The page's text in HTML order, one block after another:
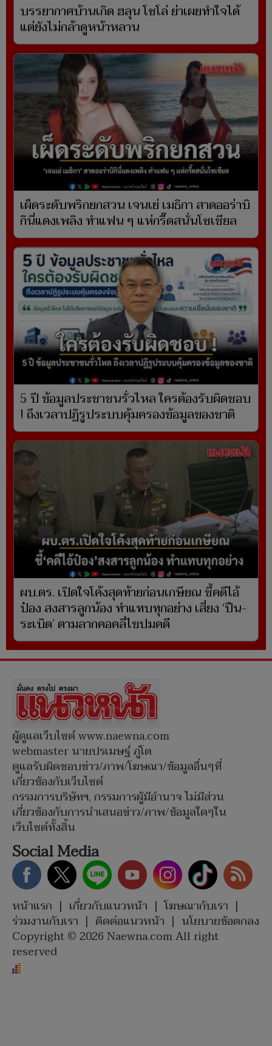
บรรยากาศบ้านเกิด ฮลุน โซโล่ ย่าเผยทำใจได้
แต่ยังไม่กล้าดูหน้าหลาน
เผ็ดระดับพริกยกสวน เจนเย่ เมธิกา สาดออร่าบิ
กินี่แดงเพลิง ทำแฟน ๆ แห่กรี๊ดสนั่นโซเชียล
5 ปี ข้อมูลประชาชนรั่วไหล ใครต้องรับผิดชอบ
! ถึงเวลาปฏิรูประบบคุ้มครองข้อมูลของชาติ
ผบ.ตร. เปิดใจโค้งสุดท้ายก่อนเกษียณ ชี้คดีไอ้
ป๋อง สงสารลูกน้อง ทำแทบทุกอย่าง เสี่ยง ‘ปืน-
ระเบิด’ ตามลากคอคลี่ไขปมคดี
ผู้ดูแลเว็บไซต์ www.naewna.com
webmaster นายปรเมษฐ์ ภู่โต
ดูแลรับผิดชอบข่าว/ภาพ/โฆษณา/ข้อมูลอื่นๆที่
เกี่ยวข้องกับเว็บไซต์
กรรมการบริษัทฯ, กรรมการผู้มีอำนาจ ไม่มีส่วน
เกี่ยวข้องกับการนำเสนอข่าว/ภาพ/ข้อมูลใดๆใน
เว็บไซต์ทั้งสิ้น
Social Media
หน้าแรก | เกี่ยวกับแนวหน้า | โฆษณากับเรา |
ร่วมงานกับเรา | ติดต่อแนวหน้า | นโยบายข้อตกลง
Copyright © 2026 Naewna.com All right
reserved